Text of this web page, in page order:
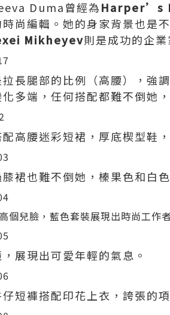
Duma曾經為Harper’s
尚編輯。她的身家背景也是
Mikheyev則是成功的企業
長腿部的比例（高腰），強
多端，任何搭配都難不倒她
高腰迷彩短裙，厚底楔型鞋
裙也難不倒她，榛果色和白
個兒臉，藍色套裝展現出時尚工作
展現出可愛年輕的氣息。
短褲搭配印花上衣，誇張的